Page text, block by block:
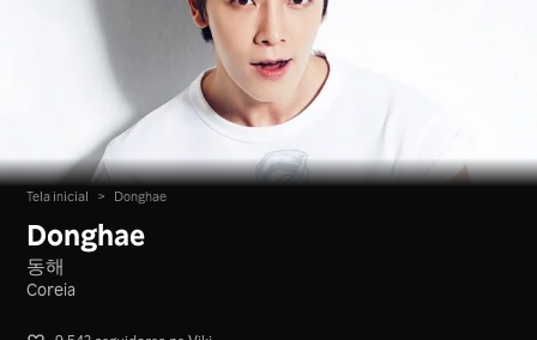
Tela inicial > Donghae
Donghae
동해
Coreia